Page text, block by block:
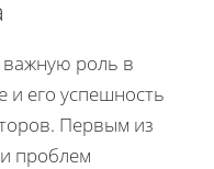
важную роль в
и его успешность
Первым из
проблем